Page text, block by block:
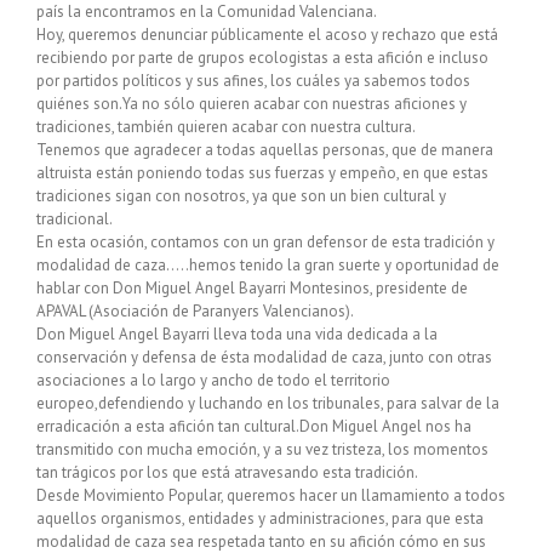
país la encontramos en la Comunidad Valenciana.
Hoy, queremos denunciar públicamente el acoso y rechazo que está
recibiendo por parte de grupos ecologistas a esta afición e incluso
por partidos políticos y sus afines, los cuáles ya sabemos todos
quiénes son.Ya no sólo quieren acabar con nuestras aficiones y
tradiciones, también quieren acabar con nuestra cultura.
Tenemos que agradecer a todas aquellas personas, que de manera
altruista están poniendo todas sus fuerzas y empeño, en que estas
tradiciones sigan con nosotros, ya que son un bien cultural y
tradicional.
En esta ocasión, contamos con un gran defensor de esta tradición y
modalidad de caza…..hemos tenido la gran suerte y oportunidad de
hablar con Don Miguel Angel Bayarri Montesinos, presidente de
APAVAL (Asociación de Paranyers Valencianos).
Don Miguel Angel Bayarri lleva toda una vida dedicada a la
conservación y defensa de ésta modalidad de caza, junto con otras
asociaciones a lo largo y ancho de todo el territorio
europeo,defendiendo y luchando en los tribunales, para salvar de la
erradicación a esta afición tan cultural.Don Miguel Angel nos ha
transmitido con mucha emoción, y a su vez tristeza, los momentos
tan trágicos por los que está atravesando esta tradición.
Desde Movimiento Popular, queremos hacer un llamamiento a todos
aquellos organismos, entidades y administraciones, para que esta
modalidad de caza sea respetada tanto en su afición cómo en sus